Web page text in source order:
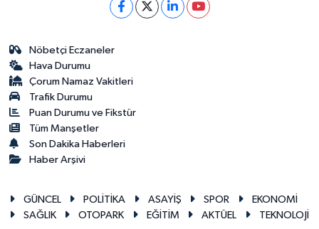
Nöbetçi Eczaneler
Hava Durumu
Çorum Namaz Vakitleri
Trafik Durumu
Puan Durumu ve Fikstür
Tüm Manşetler
Son Dakika Haberleri
Haber Arşivi
GÜNCEL POLİTİKA ASAYİŞ SPOR
EKONOMİ
SAĞLIK
OTOPARK EĞİTİM AKTÜEL TEKNOLOJİ